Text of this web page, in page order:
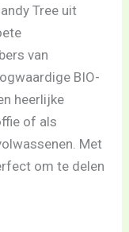
Tree uit
van
BIO-
heerlijke
of als
Met
om te delen